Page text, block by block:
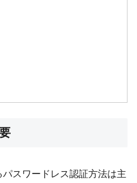
スワードレス認証方法は主